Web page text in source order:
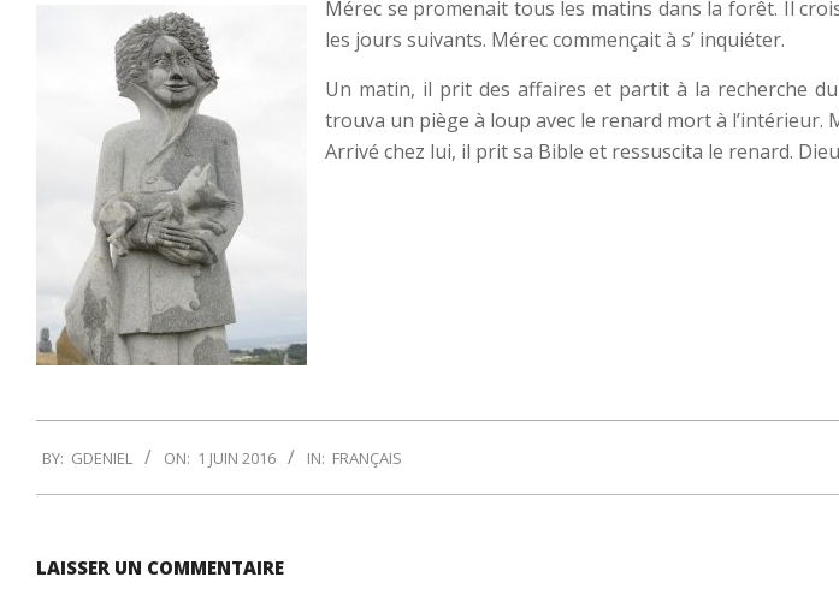
Mérec se promenait tous les matins dans la forêt. Il
les jours suivants. Mérec commençait à s’ inquiéter.
Un matin, il prit des affaires et partit à la recherche
trouva un piège à loup avec le renard mort à l’intérieur.
Arrivé chez lui, il prit sa Bible et ressuscita le renard.
06-
01
BY: GDENIEL ON: 1 JUIN 2016 IN: FRANÇAIS
LAISSER UN COMMENTAIRE